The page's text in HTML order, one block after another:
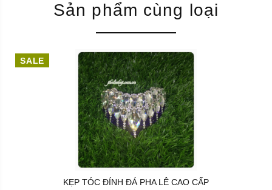
Sản phẩm cùng loại
SALE
KẸP TÓC ĐÍNH ĐÁ PHA LÊ CAO CẤP